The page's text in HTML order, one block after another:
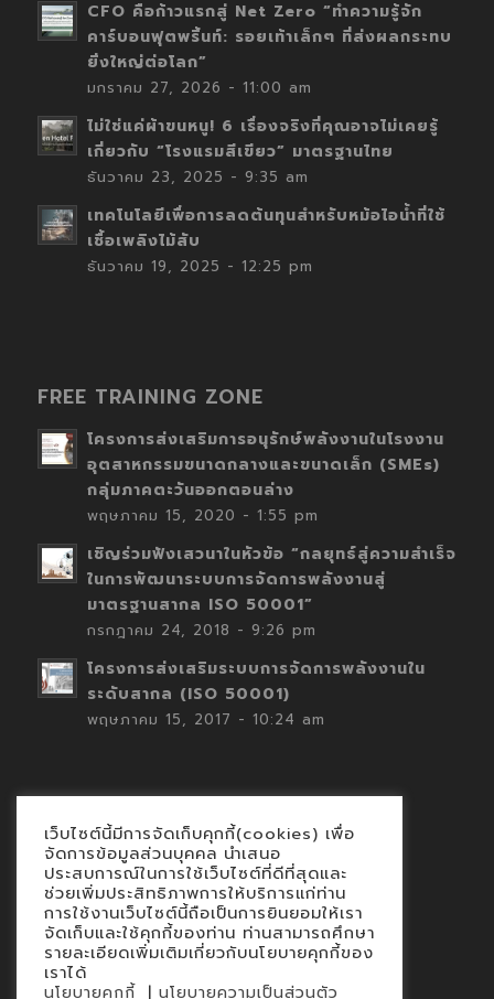
CFO คือก้าวแรกสู่ Net Zero “ทำความรู้จัก
คาร์บอนฟุตพริ้นท์: รอยเท้าเล็กๆ ที่ส่งผลกระทบ
ยิ่งใหญ่ต่อโลก”
มกราคม 27, 2026 - 11:00 am
ไม่ใช่แค่ผ้าขนหนู! 6 เรื่องจริงที่คุณอาจไม่เคยรู้
เกี่ยวกับ “โรงแรมสีเขียว” มาตรฐานไทย
ธันวาคม 23, 2025 - 9:35 am
เทคโนโลยีเพื่อการลดต้นทุนสำหรับหม้อไอน้ำที่ใช้
เชื้อเพลิงไม้สับ
ธันวาคม 19, 2025 - 12:25 pm
FREE TRAINING ZONE
โครงการส่งเสริมการอนุรักษ์พลังงานในโรงงาน
อุตสาหกรรมขนาดกลางและขนาดเล็ก (SMEs)
กลุ่มภาคตะวันออกตอนล่าง
พฤษภาคม 15, 2020 - 1:55 pm
เชิญร่วมฟังเสวนาในหัวข้อ “กลยุทธ์สู่ความสำเร็จ
ในการพัฒนาระบบการจัดการพลังงานสู่
มาตรฐานสากล ISO 50001”
กรกฎาคม 24, 2018 - 9:26 pm
โครงการส่งเสริมระบบการจัดการพลังงานใน
ระดับสากล (ISO 50001)
พฤษภาคม 15, 2017 - 10:24 am
Contact
นโยบายคุกกี้
นโยบายข้อมูลส่วนบุคคล
เว็บไซต์นี้มีการจัดเก็บคุกกี้(cookies) เพื่อ
จัดการข้อมูลส่วนบุคคล นำเสนอ
ประสบการณ์ในการใช้เว็บไซต์ที่ดีที่สุดและ
ช่วยเพิ่มประสิทธิภาพการให้บริการแก่ท่าน
การใช้งานเว็บไซต์นี้ถือเป็นการยินยอมให้เรา
จัดเก็บและใช้คุกกี้ของท่าน ท่านสามารถศึกษา
รายละเอียดเพิ่มเติมเกี่ยวกับนโยบายคุกกี้ของ
เราได้
นโยบายคุกกี้ | นโยบายความเป็นส่วนตัว